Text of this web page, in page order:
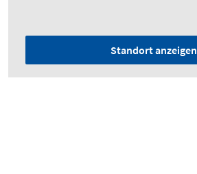
Standort anzeigen